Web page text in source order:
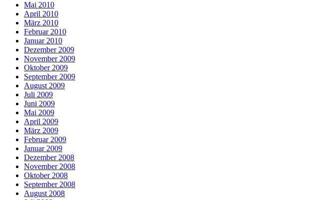
Mai 2010
April 2010
März 2010
Februar 2010
Januar 2010
Dezember 2009
November 2009
Oktober 2009
September 2009
August 2009
Juli 2009
Juni 2009
Mai 2009
April 2009
März 2009
Februar 2009
Januar 2009
Dezember 2008
November 2008
Oktober 2008
September 2008
August 2008